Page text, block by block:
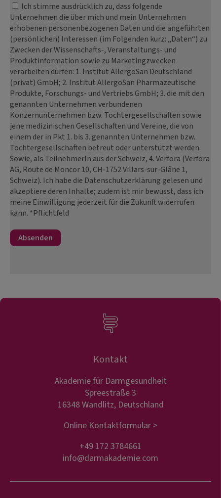
Ich stimme ausdrücklich zu, dass folgende
Unternehmen die über mich und mein Unternehmen
erhobenen personenbezogenen Daten und die angeführten
(persönlichen) Interessen (im Folgenden kurz: „Daten“) zu
Zwecken der Wissenschafts-, Veranstaltungs- und
Produktinformation sowie zu Marketingzwecken
verarbeiten dürfen: 1. Institut AllergoSan Deutschland
(privat) GmbH; 2. Institut AllergoSan Pharmazeutische
Produkte, Forschungs- und Vertriebs GmbH; 3. die mit den
genannten Unternehmen verbundenen
Konzernunternehmen bzw. Tochtergesellschaften sowie
jene medizinischen Gesellschaften und Vereine, die von
einem der in Pkt 1. bis 3. genannten Unternehmen bzw.
Tochtergesellschaften betreut oder unterstützt werden.
Sowie, als TeilnehmerIn aus der Schweiz, 4. Verfora (Verfora
AG, Route de Moncor 10, CH-1752 Villars-sur-Glâne 1,
Schweiz). Ich habe die Datenschutzerklärung gelesen und
akzeptiere deren Inhalte; zudem ist mir bewusst, dass ich
meine Einwilligung jederzeit für die Zukunft widerrufen
kann. *Pflichtfeld
Kontakt
Akademie für Darmgesundheit
Spreestraße 3
16348 Wandlitz, Deutschland
Online Kontaktformular >
+49 172 3784661
info@darmakademie.com